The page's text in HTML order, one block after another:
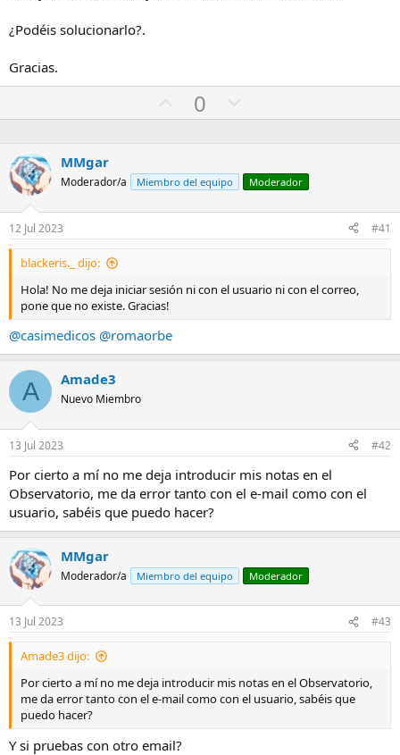
¿Podéis solucionarlo?.
Gracias.
U
p
o
t
e
0
o
n
v
o
e
MMgar
Moderador/a Miembro del equipo Moderador
12 Jul 2023 #41
blackeris._ dijo:
Hola! No me deja iniciar sesión ni con el usuario ni con el correo,
pone que no existe. Gracias!
@casimedicos @romaorbe
A Amade3
Nuevo Miembro
13 Jul 2023 #42
Por cierto a mí no me deja introducir mis notas en el
Observatorio, me da error tanto con el e-mail como con el
usuario, sabéis que puedo hacer?
MMgar
Moderador/a Miembro del equipo Moderador
13 Jul 2023 #43
Amade3 dijo:
Por cierto a mí no me deja introducir mis notas en el Observatorio,
me da error tanto con el e-mail como con el usuario, sabéis que
puedo hacer?
Y si pruebas con otro email?